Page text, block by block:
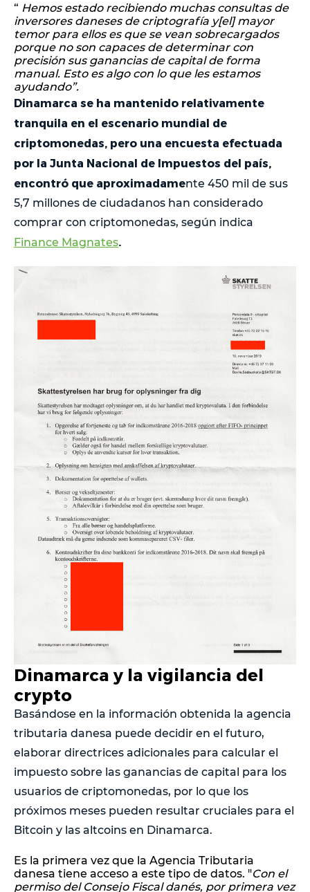
“ Hemos estado recibiendo muchas consultas de
inversores daneses de criptografía y[el] mayor
temor para ellos es que se vean sobrecargados
porque no son capaces de determinar con
precisión sus ganancias de capital de forma
manual. Esto es algo con lo que les estamos
ayudando”.
Dinamarca se ha mantenido relativamente
tranquila en el escenario mundial de
criptomonedas, pero una encuesta efectuada
por la Junta Nacional de Impuestos del país,
encontró que aproximadamente 450 mil de sus
5,7 millones de ciudadanos han considerado
comprar con criptomonedas, según indica
Finance Magnates.
Dinamarca y la vigilancia del
crypto
Basándose en la información obtenida la agencia
tributaria danesa puede decidir en el futuro,
elaborar directrices adicionales para calcular el
impuesto sobre las ganancias de capital para los
usuarios de criptomonedas, por lo que los
próximos meses pueden resultar cruciales para el
Bitcoin y las altcoins en Dinamarca.
Es la primera vez que la Agencia Tributaria
danesa tiene acceso a este tipo de datos. "Con el
permiso del Consejo Fiscal danés, por primera vez